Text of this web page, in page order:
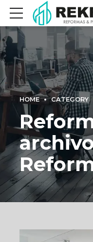
HOME CATEGORY